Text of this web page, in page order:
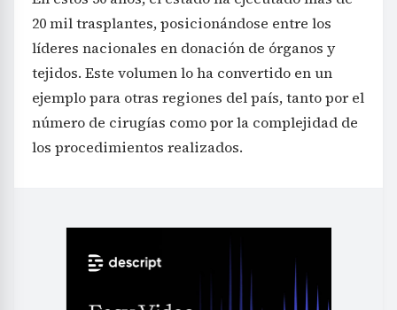
20 mil trasplantes, posicionándose entre los
líderes nacionales en donación de órganos y
tejidos. Este volumen lo ha convertido en un
ejemplo para otras regiones del país, tanto por el
número de cirugías como por la complejidad de
los procedimientos realizados.